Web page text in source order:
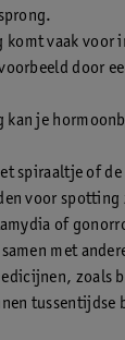
komt vaak voor
door
kan je
spiraaltje of
voor spotting
of
met
zoals
tussentijdse